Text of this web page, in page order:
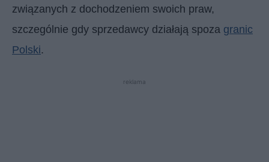
związanych z dochodzeniem swoich praw,
szczególnie gdy sprzedawcy działają spoza granic
Polski.
reklama